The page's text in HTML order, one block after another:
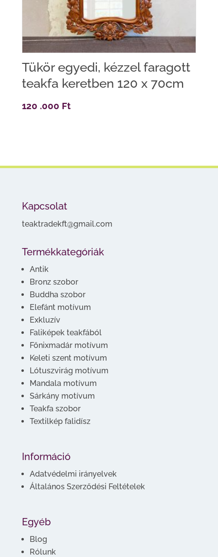
Tükör egyedi, kézzel faragott
teakfa keretben 120 x 70cm
120 .000 Ft
Kapcsolat
teaktradekft@gmail.com
Termékkategóriák
Antik
Bronz szobor
Buddha szobor
Elefánt motívum
Exkluzív
Faliképek teakfából
Főnixmadár motívum
Keleti szent motívum
Lótuszvirág motívum
Mandala motívum
Sárkány motívum
Teakfa szobor
Textilkép falidísz
Információ
Adatvédelmi irányelvek
Általános Szerződési Feltételek
Egyéb
Blog
Rólunk